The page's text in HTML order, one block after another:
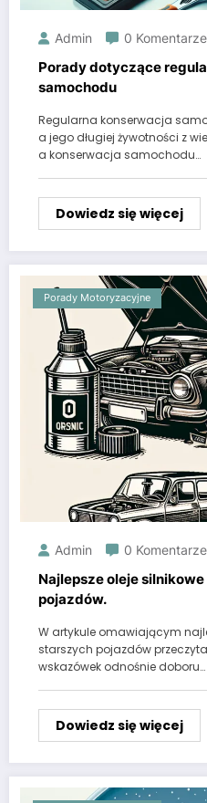
Admin 0 Komentarze
Porady dotyczące
samochodu
Regularna konserwacja
a jego długiej żywotności z
a konserwacja samochodu…
Dowiedz się więcej
Porady Motoryzacyjne
Admin 0 Komentarze
Najlepsze oleje
pojazdów.
W artykule omawiającym
starszych pojazdów
wskazówek odnośnie doboru…
Dowiedz się więcej